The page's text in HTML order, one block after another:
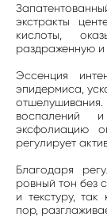
экстракты
кислоты,
раздраженную и
Эссенция
эпидермиса,
воспалений
эксфолиацию
регулирует
Благодаря
ровный тон без
и текстуру,
пор,